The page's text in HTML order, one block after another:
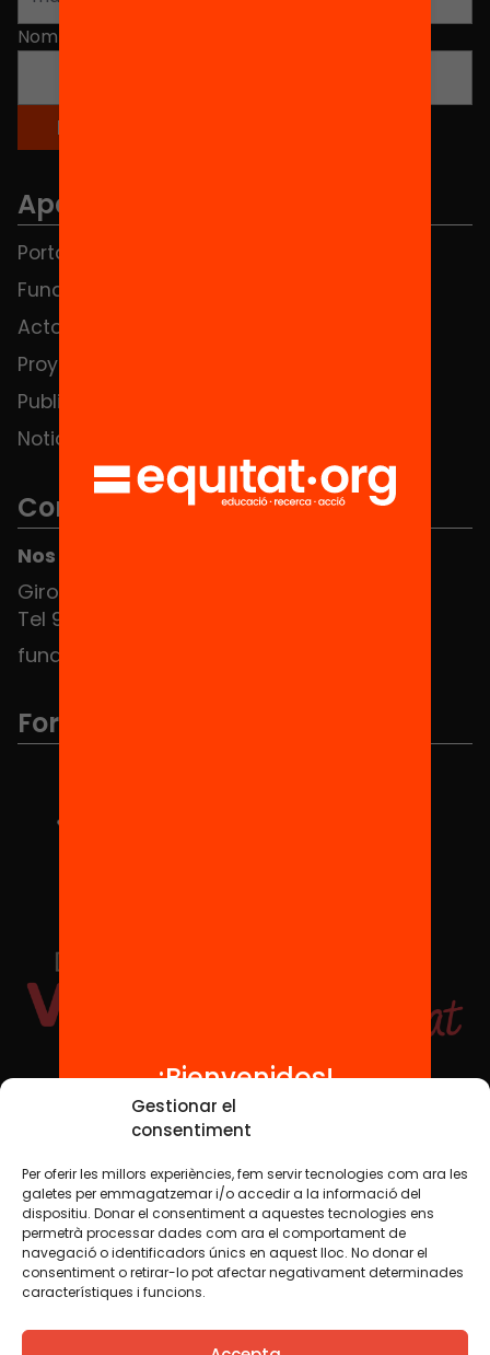
Gestionar el
consentiment
Per oferir les millors experiències, fem servir tecnologies com ara les
galetes per emmagatzemar i/o accedir a la informació del
dispositiu. Donar el consentiment a aquestes tecnologies ens
permetrà processar dades com ara el comportament de
navegació o identificadors únics en aquest lloc. No donar el
consentiment o retirar-lo pot afectar negativament determinades
característiques i funcions.
Nombre
Apartados
Portada
Fundación
Actos
Proyectos
Publicaciones y vídeos
Noticias
Contacto
Nos puedes encontrar en el HUB Social
Girona 34, interior 08010 Barcelona
Tel 934 588 700
fundacio@equitat.org
Formamos parte de...
Redes sociales
TWT YTB IG FB IN
Aviso legalPolítica de cookies
Creemos que el conocimiento debe compartirse. Por eso
¡Bienvenidos!